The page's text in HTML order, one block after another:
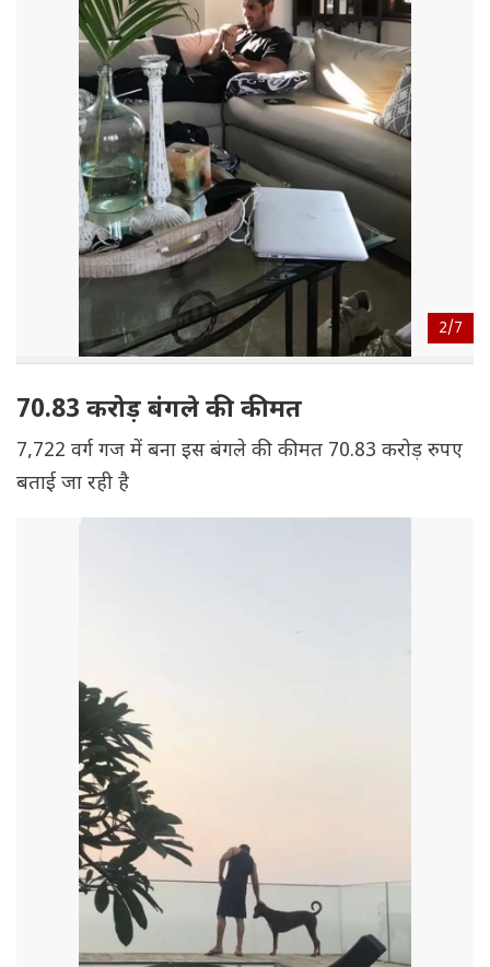
2/7
70.83 करोड़ बंगले की कीमत
7,722 वर्ग गज में बना इस बंगले की कीमत 70.83 करोड़ रुपए
बताई जा रही है